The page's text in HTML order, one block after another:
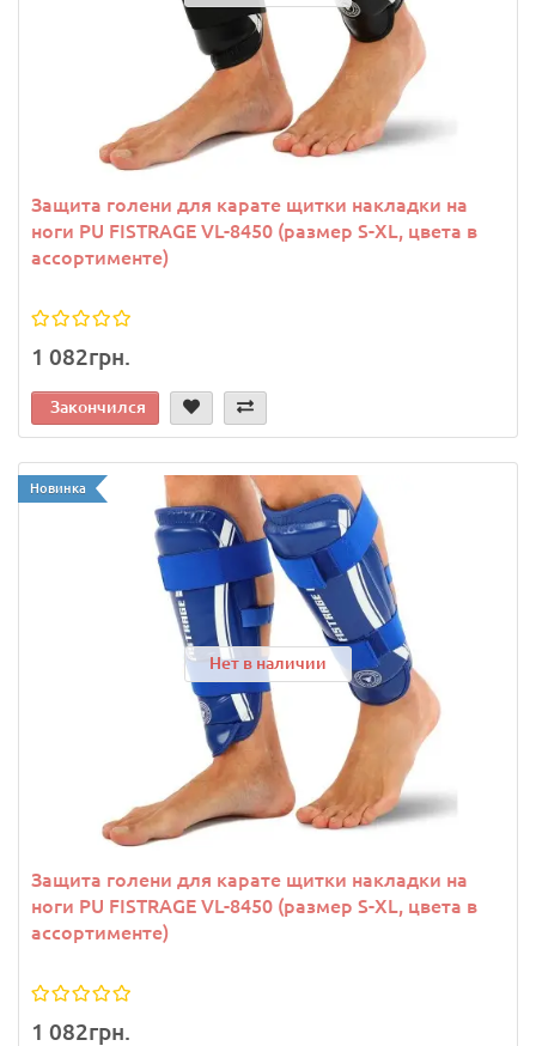
Защита голени для карате щитки накладки на
ноги PU FISTRAGE VL-8450 (размер S-XL, цвета в
ассортименте)
1 082грн.
Закончился
Новинка
Нет в наличии
Защита голени для карате щитки накладки на
ноги PU FISTRAGE VL-8450 (размер S-XL, цвета в
ассортименте)
1 082грн.